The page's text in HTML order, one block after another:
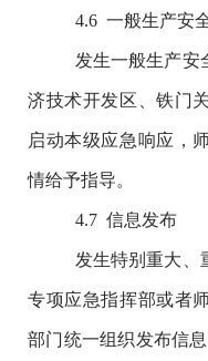
4.6 一般生产安
发生一般生产安
济技术开发区、铁门
启动本级应急响应，
情给予指导。
4.7 信息发布
发生特别重大、
专项应急指挥部或者
部门统一组织发布信